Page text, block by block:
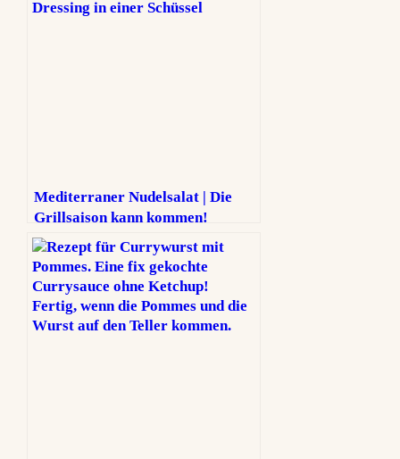
Mediterraner Nudelsalat | Die
Grillsaison kann kommen!